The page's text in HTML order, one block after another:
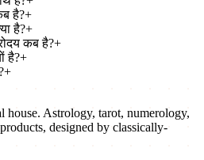
है?+
है?+
कब है?+
है?+
+
house. Astrology, tarot, numerology,
designed by classically-